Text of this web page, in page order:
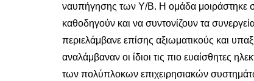
ναυπήγησης των Υ/Β. Η ομάδα μοιράστηκε
καθοδηγούν και να συντονίζουν τα
περιελάμβανε επίσης αξιωματικούς και
αναλάμβαναν οι ίδιοι τις πιο ευαίσθητες
των πολύπλοκων επιχειρησιακών